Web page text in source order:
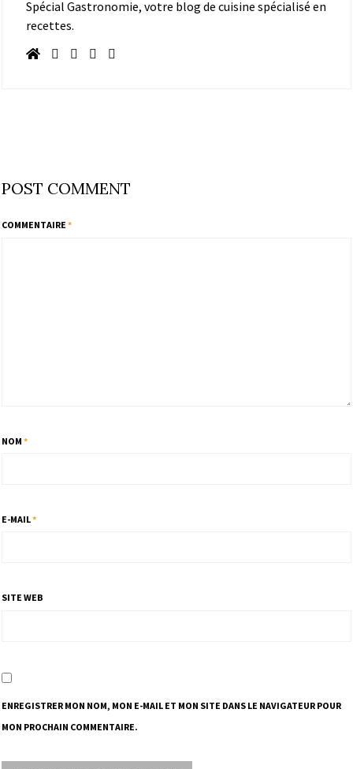
Spécial Gastronomie, votre blog de cuisine spécialisé en
recettes.
POST COMMENT
COMMENTAIRE *
NOM *
E-MAIL*
SITE WEB
ENREGISTRER MON NOM, MON E-MAIL ET MON SITE DANS LE NAVIGATEUR POUR
MON PROCHAIN COMMENTAIRE.